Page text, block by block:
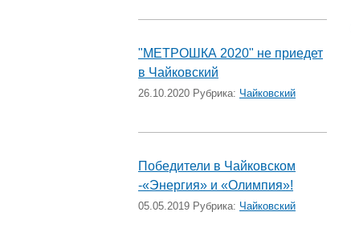
"МЕТРОШКА 2020" не приедет
в Чайковский
26.10.2020 Рубрика: Чайковский
Победители в Чайковском
-«Энергия» и «Олимпия»!
05.05.2019 Рубрика: Чайковский